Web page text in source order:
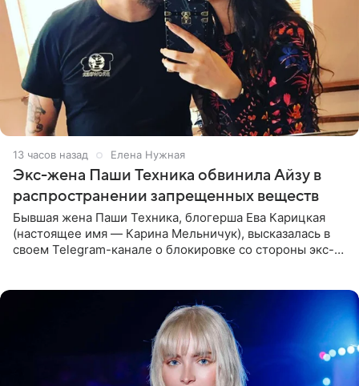
13 часов назад Елена Нужная
Экс-жена Паши Техника обвинила Айзу в
распространении запрещенных веществ
Бывшая жена Паши Техника, блогерша Ева Карицкая
(настоящее имя — Карина Мельничук), высказалась в
своем Telegram-канале о блокировке со стороны экс-